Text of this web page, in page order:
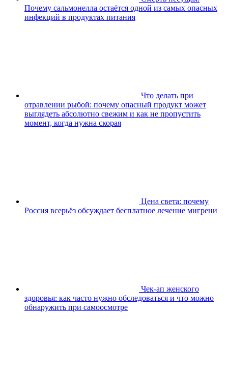
Почему сальмонелла остаётся одной из самых опасных
инфекций в продуктах питания
Что делать при
отравлении рыбой: почему опасный продукт может
выглядеть абсолютно свежим и как не пропустить
момент, когда нужна скорая
Цена света: почему
Россия всерьёз обсуждает бесплатное лечение мигрени
Чек-ап женского
здоровья: как часто нужно обследоваться и что можно
обнаружить при самоосмотре